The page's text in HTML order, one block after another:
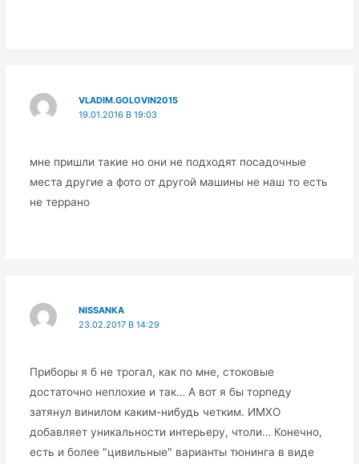
VLADIM.GOLOVIN2015
19.01.2016 В 19:03
мне пришли такие но они не подходят посадочные
места другие а фото от другой машины не наш то есть
не террано
NISSANKA
23.02.2017 В 14:29
Приборы я б не трогал, как по мне, стоковые
достаточно неплохие и так… А вот я бы торпеду
затянул винилом каким-нибудь четким. ИМХО
добавляет уникальности интерьеру, чтоли… Конечно,
есть и более "цивильные" варианты тюнинга в виде